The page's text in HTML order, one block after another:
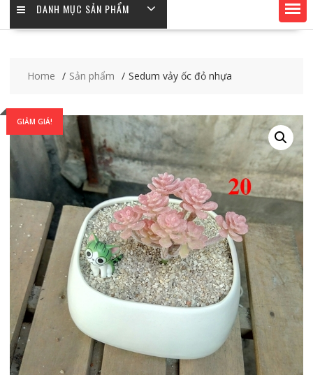
DANH MỤC SẢN PHẨM
Home Sản phẩm Sedum vảy ốc đỏ nhựa
GIẢM GIÁ!